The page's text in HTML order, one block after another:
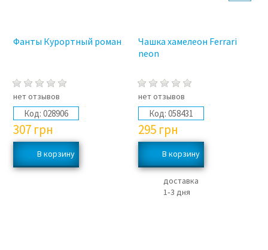
Фанты Курортный роман
нет отзывов
Код: 028906
307 грн
Чашка хамелеон Ferrari
neon
нет отзывов
Код: 058431
295 грн
доставка
1‑3 дня